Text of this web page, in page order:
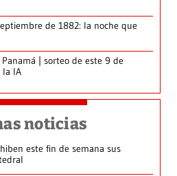
de 1882: la noche que
| sorteo de este 9 de
la IA
noticias
este fin de semana sus